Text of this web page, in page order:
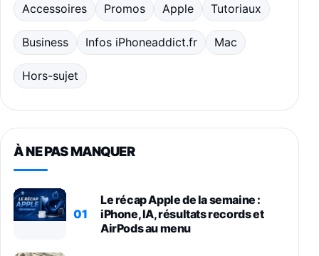
Accessoires Promos Apple Tutoriaux
Business Infos iPhoneaddict.fr Mac
Hors-sujet
À NE PAS MANQUER
01
Le récap Apple de la semaine :
iPhone, IA, résultats records et
AirPods au menu